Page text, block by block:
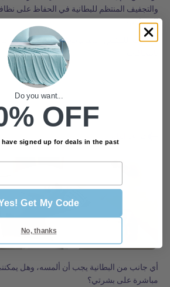
والتجفيف المنتظم للبطانية في الحفاظ على
الحساسية.
قابلة للتنفس: البطانيات القطنية أرق وأكثر
مشاركة
أي جانب من البطانية يجب أن ألمسه، وهل
مباشرة على بشرتي؟
Do you want...
OFF
have signed up for deals in the past
Get My Code
No, thanks